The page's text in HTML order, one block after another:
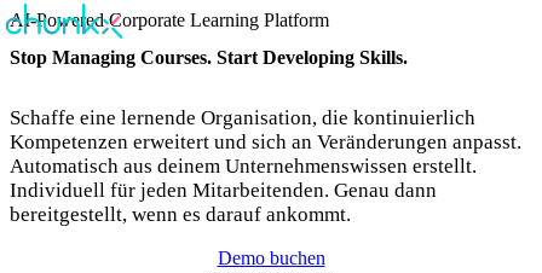
AI-Powered Corporate Learning Platform
Stop Managing Courses. Start Developing Skills.
Schaffe eine lernende Organisation, die kontinuierlich
Kompetenzen erweitert und sich an Veränderungen anpasst.
Automatisch aus deinem Unternehmenswissen erstellt.
Individuell für jeden Mitarbeitenden. Genau dann
bereitgestellt, wenn es darauf ankommt.
Demo buchen